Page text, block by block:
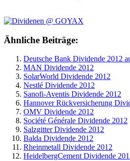
Ähnliche Beiträge:
Deutsche Bank Dividende 2012
MAN Dividende 2012
SolarWorld Dividende 2012
Nestlé Dividende 2012
Sanofi-Aventis Dividende 2012
Hannover Rückversicherung
OMV Dividende 2012
Société Générale Dividende 2012
Salzgitter Dividende 2012
Balda Dividende 2012
Rheinmetall Dividende 2012
HeidelbergCement Dividende